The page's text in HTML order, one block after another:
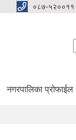
०८७-५२००११
नगरपालिका प्रोफाईल